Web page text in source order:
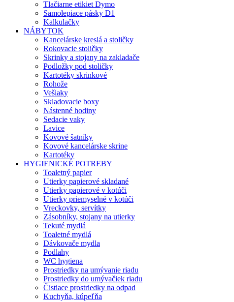
Tlačiarne etikiet Dymo
Samolepiace pásky D1
Kalkulačky
NÁBYTOK
Kancelárske kreslá a stoličky
Rokovacie stoličky
Skrinky a stojany na zakladače
Podložky pod stoličky
Kartotéky skrinkové
Rohože
Vešiaky
Skladovacie boxy
Nástenné hodiny
Sedacie vaky
Lavice
Kovové šatníky
Kovové kancelárske skrine
Kartotéky
HYGIENICKÉ POTREBY
Toaletný papier
Utierky papierové skladané
Utierky papierové v kotúči
Utierky priemyselné v kotúči
Vreckovky, servítky
Zásobníky, stojany na utierky
Tekuté mydlá
Toaletné mydlá
Dávkovače mydla
Podlahy
WC hygiena
Prostriedky na umývanie riadu
Prostriedky do umývačiek riadu
Čistiace prostriedky na odpad
Kuchyňa, kúpeľňa